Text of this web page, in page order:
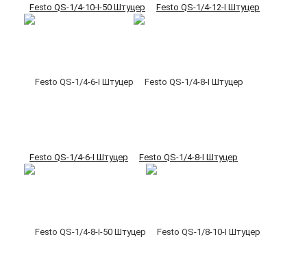
Festo QS-1/4-10-I-50 Штуцер Festo QS-1/4-12-I Штуцер
Festo QS-1/4-6-I Штуцер Festo QS-1/4-8-I Штуцер